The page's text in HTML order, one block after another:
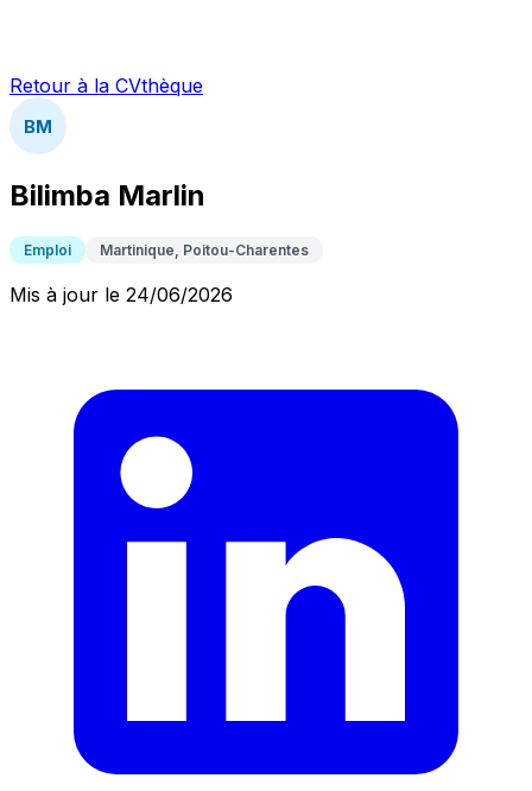
Retour à la CVthèque
BM
Bilimba Marlin
Emploi Martinique, Poitou-Charentes
Mis à jour le 24/06/2026